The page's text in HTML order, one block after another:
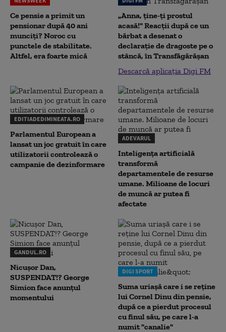
Ce pensie a primit un
pensionar după 40 ani
munciți? Noroc cu
punctele de stabilitate.
Altfel, era foarte mică
„Anna, ţine-ţi prostul
acasă!" Reacţii după ce un
bărbat a desenat o
declaraţie de dragoste pe o
stâncă, în Transfăgărăşan
Descarcă aplicația Digi FM
EDITIADEDIMINEATA.RO
Parlamentul European a
lansat un joc gratuit în care
utilizatorii controlează o
campanie de dezinformare
ADEVARUL
Inteligența artificială
transformă
departamentele de resurse
umane. Milioane de locuri
de muncă ar putea fi
afectate
GANDUL.RO
Nicușor Dan,
SUSPENDAT!? George
Simion face anunțul
momentului
DIGI SPORT
Suma uriașă care i se reține
lui Cornel Dinu din pensie,
după ce a pierdut procesul
cu finul său, pe care l-a
numit "canalie"